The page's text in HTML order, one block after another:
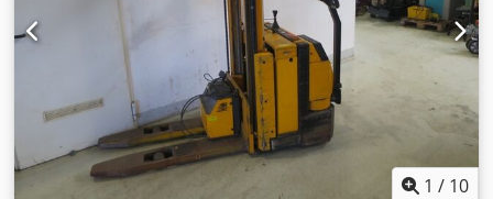
starten van de motor, met Toyota stoel en
veiligheidsgordel, ledverlichting, zoemer, claxon,
zwaailicht, met industriële luchtbanden, met een
vorklengte van 1220 mm, met 3500 mm duplex mast, met
shift functie. met toolkit en handleidingen. Prijslijst en
levertijd: Inclusief: Heftruck + verstelbare vorken.
SPECIFICATIES Model: Gunter Grossmann 3.5T 4x4 offroad
Hefvermogen: 3500 kg Hefhoogte: 3,5m Mast: Duplex 1 / 10